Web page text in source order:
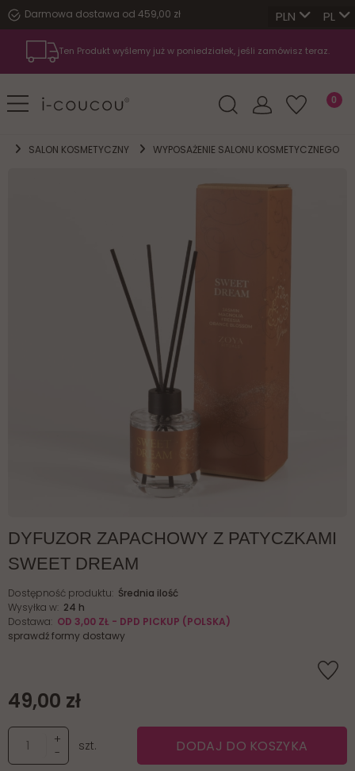
Darmowa dostawa od 459,00 zł
Ten Produkt wyślemy już w poniedziałek, jeśli zamówisz teraz.
PL
SALON KOSMETYCZNY WYPOSAŻENIE SALONU KOSMETYCZNEGO
DYFUZOR ZAPACHOWY Z PATYCZKAMI
SWEET DREAM
Dostępność produktu: Średnia ilość
Wysyłka w: 24 h
Dostawa: OD 3,00 ZŁ - DPD PICKUP (POLSKA)
sprawdź formy dostawy
49,00 zł
+
-
szt. DODAJ DO KOSZYKA